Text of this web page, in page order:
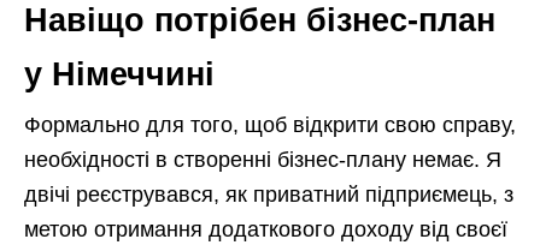
Навіщо потрібен бізнес-план
у Німеччині
Формально для того, щоб відкрити свою справу,
необхідності в створенні бізнес-плану немає. Я
двічі реєструвався, як приватний підприємець, з
метою отримання додаткового доходу від своєї